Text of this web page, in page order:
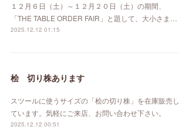
１２月６日（土）～１２月２０日（土）の期間、
「THE TABLE ORDER FAIR」と題して、大小さま…
2025.12.12 01:15
桧 切り株あります
スツールに使うサイズの「桧の切り株」を在庫販売し
ています。気軽にご来店、お問い合わせ下さい。
2025.12.12 00:51